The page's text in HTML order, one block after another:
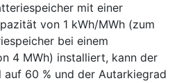
mit einer
von 1 kWh/MWh (zum
bei einem
4 MWh) installiert, kann der
auf 60 % und der Autarkiegrad